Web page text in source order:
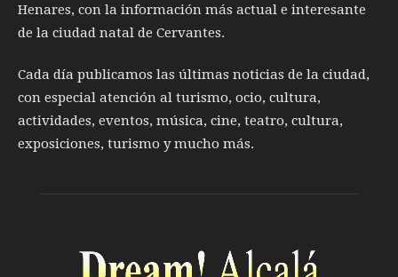
Henares, con la información más actual e interesante
de la ciudad natal de Cervantes.
Cada día publicamos las últimas noticias de la ciudad,
con especial atención al turismo, ocio, cultura,
actividades, eventos, música, cine, teatro, cultura,
exposiciones, turismo y mucho más.